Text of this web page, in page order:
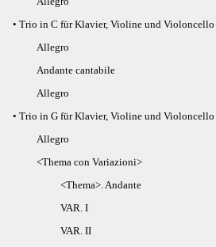
• Trio in C für Klavier, Violine und Violoncello
Allegro
Andante cantabile
Allegro
• Trio in G für Klavier, Violine und Violoncello
Allegro
<Thema con Variazioni>
<Thema>. Andante
VAR. I
VAR. II